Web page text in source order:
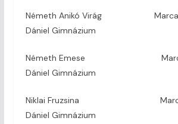
Németh Anikó Virág Marcali
Dániel Gimnázium
Németh Emese Marcali
Dániel Gimnázium
Niklai Fruzsina Marcali
Dániel Gimnázium